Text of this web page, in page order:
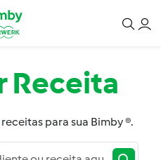
Receita
receitas para sua Bimby ®.